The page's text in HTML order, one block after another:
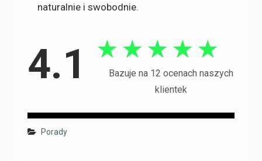
naturalnie i swobodnie.
4.1 ★ ★ ★ ★ ★
Bazuje na 12 ocenach naszych
klientek
Porady